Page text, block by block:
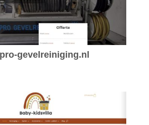
gevelreiniging.nl